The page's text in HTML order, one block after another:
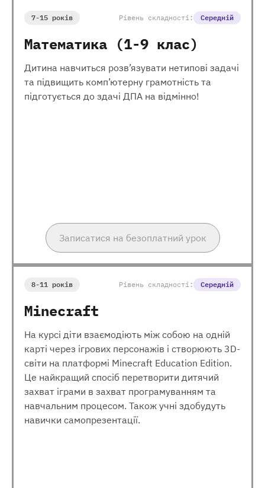
7-15 років Рівень складності: Середній
Математика (1-9 клас)
Дитина навчиться розв’язувати нетипові задачі
та підвищить комп’ютерну грамотність та
підготується до здачі ДПА на відмінно!
Записатися на безоплатний урок
8-11 років Рівень складності: Середній
Minecraft
На курсі діти взаємодіють між собою на одній
карті через ігрових персонажів і створюють 3D-
світи на платформі Minecraft Education Edition.
Це найкращий спосіб перетворити дитячий
захват іграми в захват програмуванням та
навчальним процесом. Також учні здобудуть
навички самопрезентації.